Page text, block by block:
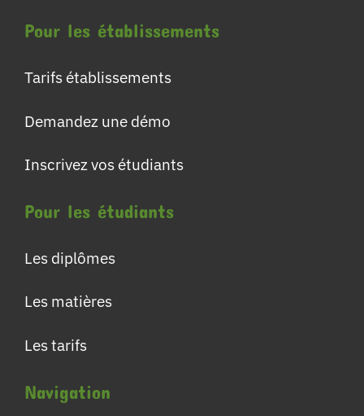
Pour les établissements
Tarifs établissements
Demandez une démo
Inscrivez vos étudiants
Pour les étudiants
Les diplômes
Les matières
Les tarifs
Navigation